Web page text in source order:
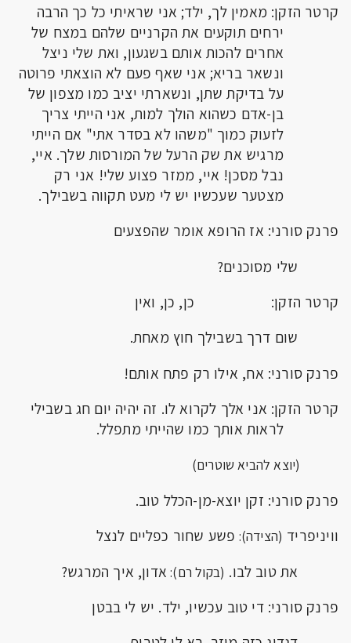
קרטר הזקן: מאמין לך, ילד; אני שראיתי כל כך הרבה
ירחים תוקעים את הקרניים שלהם במצח של
אחרים להכות אותם בשגעון, ואת שלי ניצל
ונשאר בריא; אני שאף פעם לא הוצאתי פרוטה
על בדיקת שתן, ונשארתי יציב כמו מצפון של
בן-אדם כשהוא הולך למות, אני הייתי צריך
לזעוק כמוך "משהו לא בסדר אתי" אם הייתי
מרגיש את שק הרעל של המורסות שלך. איי,
נבל מסכן! איי, ממזר פצוע שלי! אני רק
מצטער שעכשיו יש לי מעט תקווה בשבילך.
פרנק סורני: אז הרופא אומר שהפצעים
שלי מסוכנים?
קרטר הזקן: כן, כן, ואין
שום דרך בשבילך חוץ מאחת.
פרנק סורני: אח, אילו רק פתח אותם!
קרטר הזקן: אני אלך לקרוא לו. זה יהיה יום חג בשבילי
לראות אותך כמו שהייתי מתפלל.
(יוצא להביא שוטרים)
פרנק סורני: זקן יוצא-מן-הכלל טוב.
וויניפריד (הצידה): פשע שחור כפליים לנצל
את טוב לבו. (בקול רם): אדון, איך המרגש?
פרנק סורני: די טוב עכשיו, ילד. יש לי בבטן